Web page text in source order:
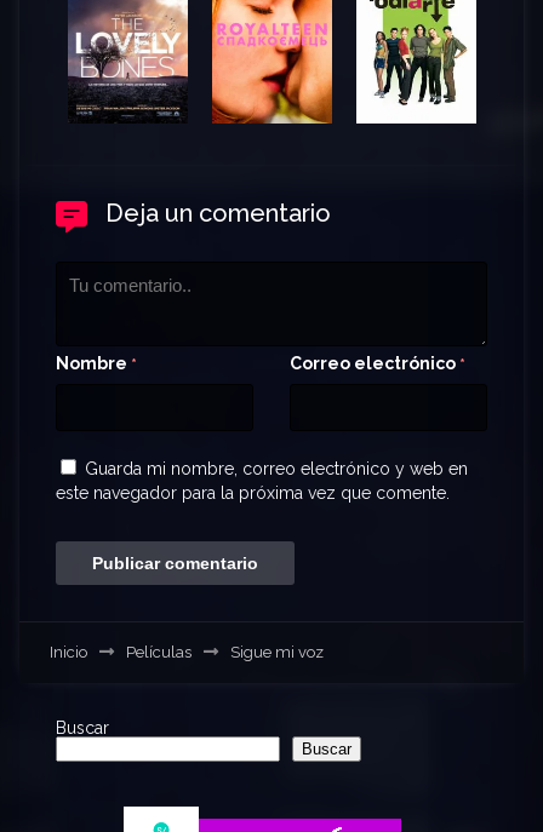
Deja un comentario
Nombre * Correo electrónico *
Guarda mi nombre, correo electrónico y web en
este navegador para la próxima vez que comente.
Inicio Películas Sigue mi voz
Buscar
Buscar